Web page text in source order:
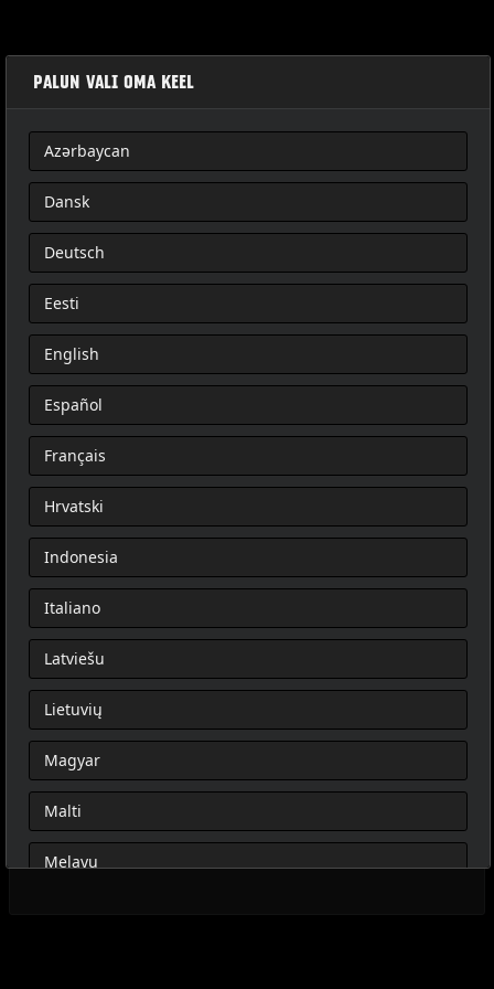
SIÈGE DU PASSAGER TOURING
PALUN VALI OMA KEEL
Azərbaycan
Dansk
Deutsch
Eesti
English
Español
Français
Hrvatski
Indonesia
Italiano
Latviešu
Lietuvių
Magyar
Malti
Melayu